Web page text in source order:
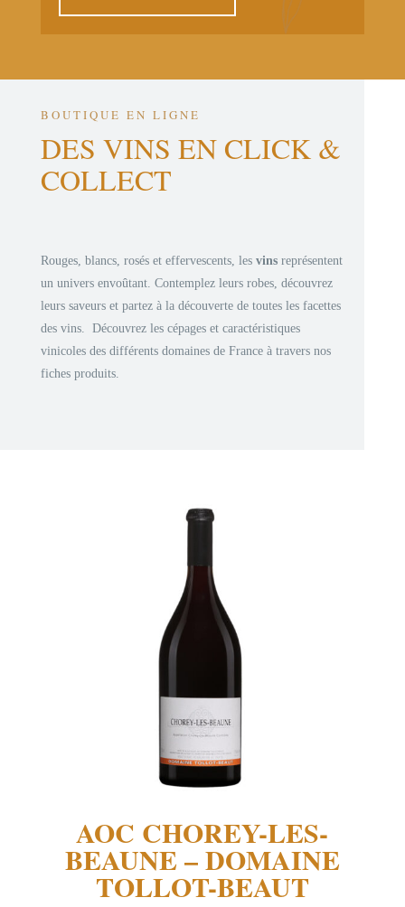
BOUTIQUE EN LIGNE
DES VINS EN CLICK &
COLLECT
Rouges, blancs, rosés et effervescents, les vinsreprésentent
un univers envoûtant. Contemplez leurs robes, découvrez
leurs saveurs et partez à la découverte de toutes les facettes
des vins. Découvrez les cépages et caractéristiques
vinicoles des différents domaines de France à travers nos
fiches produits.
AOC CHOREY-LES-
BEAUNE – DOMAINE
TOLLOT-BEAUT